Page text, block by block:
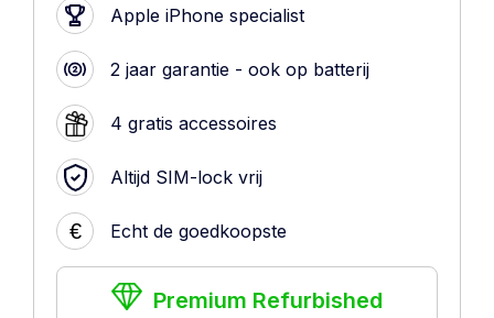
Apple iPhone specialist
2 jaar garantie - ook op batterij
4 gratis accessoires
Altijd SIM-lock vrij
€ Echt de goedkoopste
Premium Refurbished